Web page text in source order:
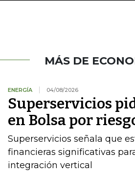
MÁS DE
ENERGÍA 04/08/2026
Superservicios
en Bolsa por
Superservicios señala que
financieras significativas
integración vertical